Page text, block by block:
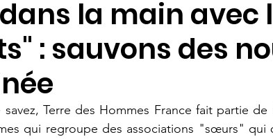
Durable Ils nous soutiennent
des enfants
la main avec
: sauvons des
Terre des Hommes France fait partie
qui regroupe des associations "sœurs"